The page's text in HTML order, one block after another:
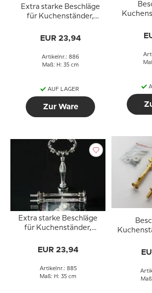
Extra starke Beschläge
für Kuchenständer,
geschwungene Rohre,
EUR 23,94
Artikelnr.: 886
Maß: H: 35 cm
AUF LAGER
Zur Ware
Extra starke Beschläge
für Kuchenständer,
Blumengriff,
2-3 Schicht
EUR 23,94
Artikelnr.: 885
Maß: H: 35 cm
2-